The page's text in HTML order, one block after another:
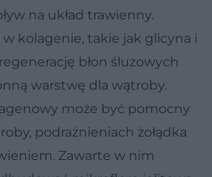
na układ trawienny.
kolagenie, takie jak glicyna i
błon śluzowych
warstwę dla wątroby.
może być pomocny
podrażnieniach żołądka
Zawarte w nim